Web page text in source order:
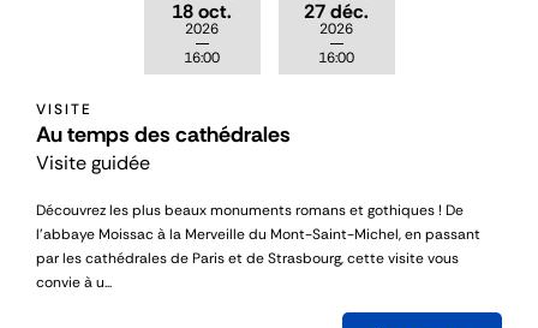
18 oct.
2026
16:00
27 déc.
2026
16:00
VISITE
Au temps des cathédrales
Visite guidée
Découvrez les plus beaux monuments romans et gothiques ! De
l’abbaye Moissac à la Merveille du Mont-Saint-Michel, en passant
par les cathédrales de Paris et de Strasbourg, cette visite vous
convie à u...